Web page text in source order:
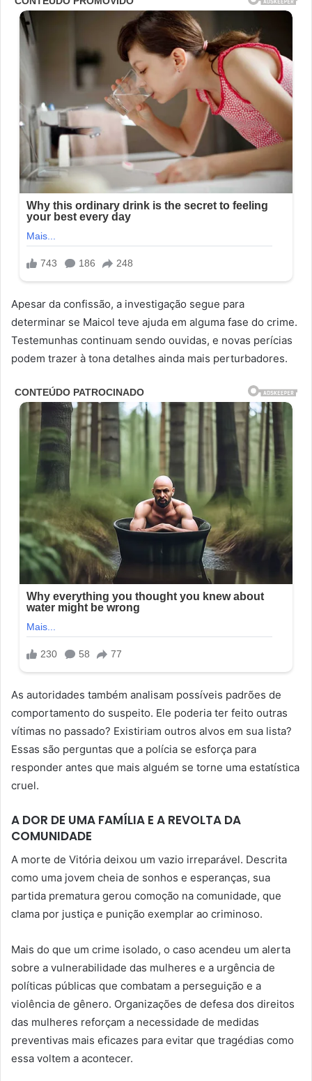
Apesar da confissão, a investigação segue para
determinar se Maicol teve ajuda em alguma fase do crime.
Testemunhas continuam sendo ouvidas, e novas perícias
podem trazer à tona detalhes ainda mais perturbadores.
As autoridades também analisam possíveis padrões de
comportamento do suspeito. Ele poderia ter feito outras
vítimas no passado? Existiriam outros alvos em sua lista?
Essas são perguntas que a polícia se esforça para
responder antes que mais alguém se torne uma estatística
cruel.
A DOR DE UMA FAMÍLIA E A REVOLTA DA
COMUNIDADE
A morte de Vitória deixou um vazio irreparável. Descrita
como uma jovem cheia de sonhos e esperanças, sua
partida prematura gerou comoção na comunidade, que
clama por justiça e punição exemplar ao criminoso.
Mais do que um crime isolado, o caso acendeu um alerta
sobre a vulnerabilidade das mulheres e a urgência de
políticas públicas que combatam a perseguição e a
violência de gênero. Organizações de defesa dos direitos
das mulheres reforçam a necessidade de medidas
preventivas mais eficazes para evitar que tragédias como
essa voltem a acontecer.